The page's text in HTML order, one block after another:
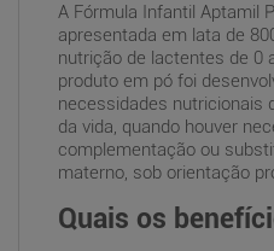
A Fórmula Infantil Aptamil
apresentada em lata de
nutrição de lactentes de 0
produto em pó foi
necessidades nutricionais
da vida, quando houver
complementação ou
materno, sob orientação
Quais os